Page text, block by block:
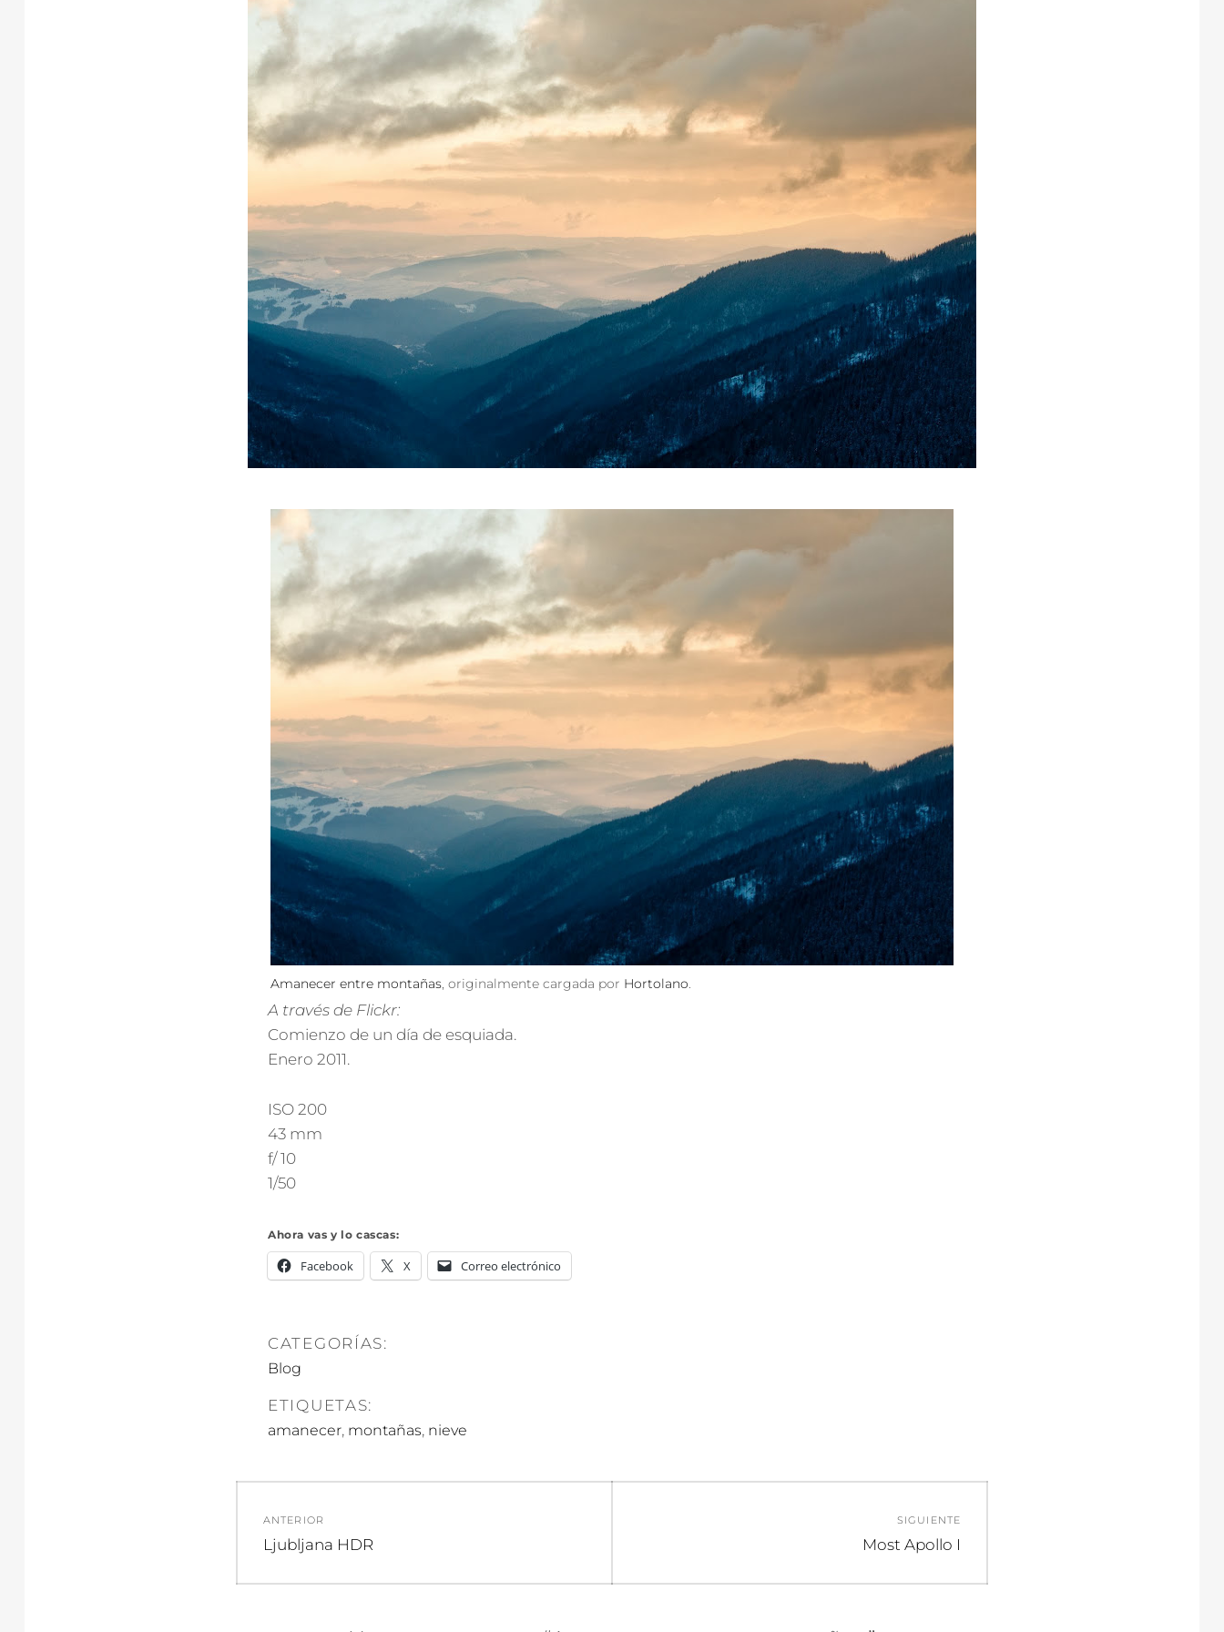
Amanecer entre montañas , originalmente cargada por Hortolano
A través de Flickr:
Comienzo de un día de esquiada.
Enero 2011.
ISO 200
43 mm
f/ 10
1/50
Ahora vas y lo cascas:
Facebook X Correo electrónico
CATEGORÍAS:
Blog
ETIQUETAS:
amanecer, montañas, nieve
de
entradas
ANTERIOR
Entrada
Ljubljana HDR
SIGUIENTE
Entrada
Most Apollo I